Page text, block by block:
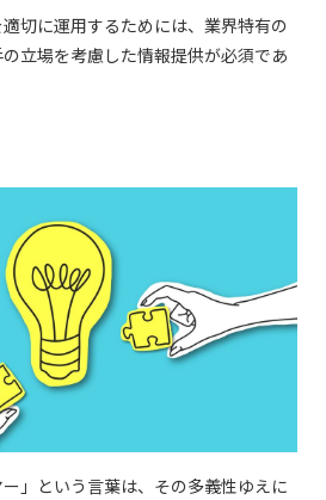
切に運用するためには、業界特有の
立場を考慮した情報提供が必須であ
」という言葉は、その多義性ゆえに